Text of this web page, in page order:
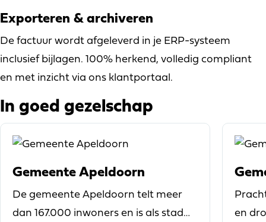
Exporteren & archiveren
De factuur wordt afgeleverd in je ERP-systeem
inclusief bijlagen. 100% herkend, volledig compliant
en met inzicht via ons klantportaal.
In goed gezelschap
Gemeente Apeldoorn
De gemeente Apeldoorn telt meer
dan 167.000 inwoners en is als stad
en